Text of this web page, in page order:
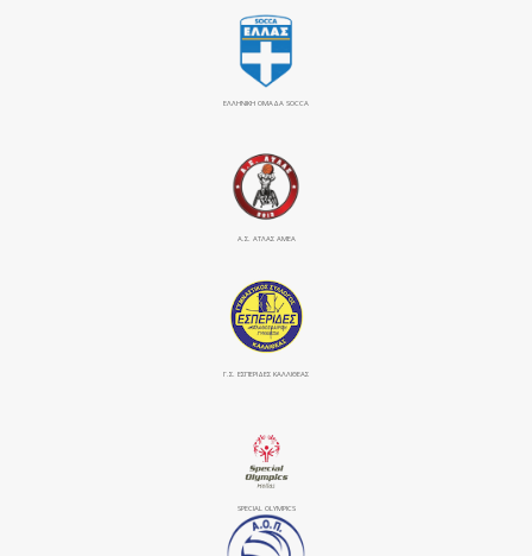
ΕΛΛΗΝΙΚΗ ΟΜΑΔΑ SOCCA
Α.Σ. ΑΤΛΑΣ ΑΜΕΑ
Γ.Σ. ΕΣΠΕΡΙΔΕΣ ΚΑΛΛΙΘΕΑΣ
SPECIAL OLYMPICS